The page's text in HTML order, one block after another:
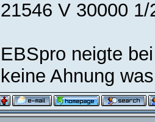
21546 V 30000
EBSpro neigte
keine Ahnung